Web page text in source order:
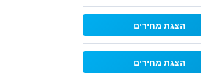
הצגת מחירים
הצגת מחירים